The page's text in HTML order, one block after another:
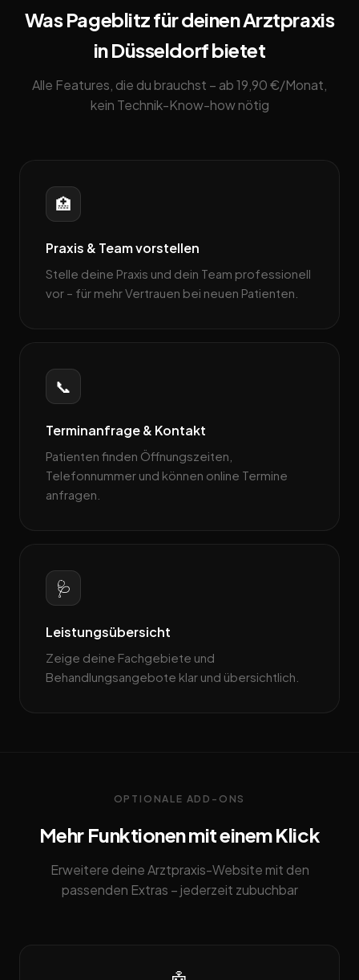
Was Pageblitz für deinen Arztpraxis
in Düsseldorf bietet
Alle Features, die du brauchst – ab 19,90 €/Monat,
kein Technik-Know-how nötig
🏥
Praxis & Team vorstellen
Stelle deine Praxis und dein Team professionell
vor – für mehr Vertrauen bei neuen Patienten.
📞
Terminanfrage & Kontakt
Patienten finden Öffnungszeiten,
Telefonnummer und können online Termine
anfragen.
🩺
Leistungsübersicht
Zeige deine Fachgebiete und
Behandlungsangebote klar und übersichtlich.
OPTIONALE ADD-ONS
Mehr Funktionen mit einem Klick
Erweitere deine Arztpraxis-Website mit den
passenden Extras – jederzeit zubuchbar